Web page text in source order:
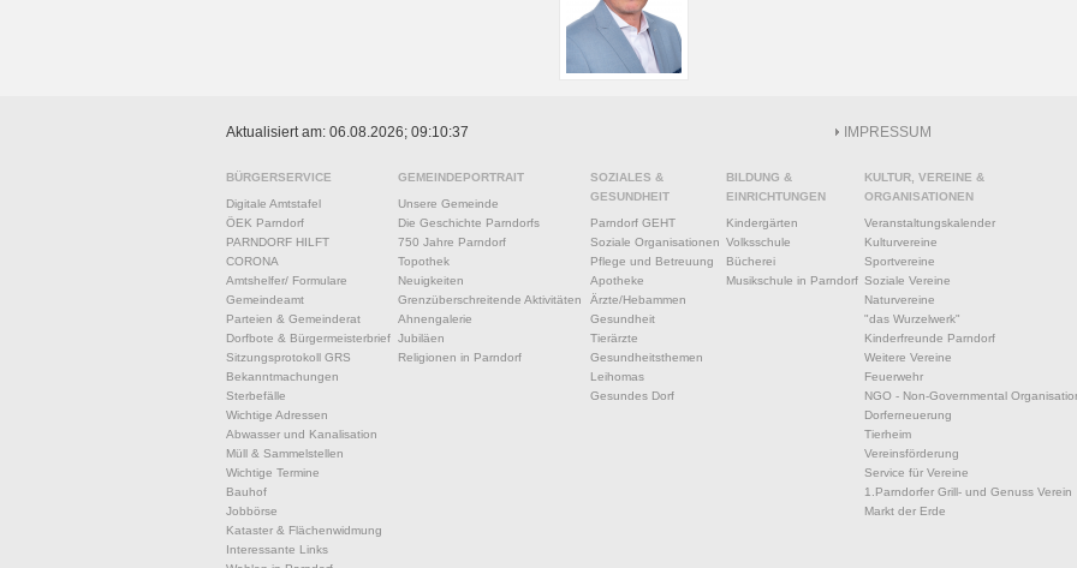
Aktualisiert am: 06.08.2026; 09:10:37 IMPRESSUM
BÜRGERSERVICE
Digitale Amtstafel
ÖEK Parndorf
PARNDORF HILFT
CORONA
Amtshelfer/ Formulare
Gemeindeamt
Parteien & Gemeinderat
Dorfbote & Bürgermeisterbrief
Sitzungsprotokoll GRS
Bekanntmachungen
Sterbefälle
Wichtige Adressen
Abwasser und Kanalisation
Müll & Sammelstellen
Wichtige Termine
Bauhof
Jobbörse
Kataster & Flächenwidmung
Interessante Links
GEMEINDEPORTRAIT
Unsere Gemeinde
Die Geschichte Parndorfs
750 Jahre Parndorf
Topothek
Neuigkeiten
Grenzüberschreitende Aktivitäten
Ahnengalerie
Jubiläen
Religionen in Parndorf
SOZIALES &
GESUNDHEIT
Parndorf GEHT
Soziale Organisationen
Pflege und Betreuung
Apotheke
Ärzte/Hebammen
Gesundheit
Tierärzte
Gesundheitsthemen
Leihomas
Gesundes Dorf
BILDUNG &
EINRICHTUNGEN
Kindergärten
Volksschule
Bücherei
Musikschule in Parndorf
KULTUR, VEREINE &
ORGANISATIONEN
Veranstaltungskalender
Kulturvereine
Sportvereine
Soziale Vereine
Naturvereine
"das Wurzelwerk"
Kinderfreunde Parndorf
Weitere Vereine
Feuerwehr
NGO - Non-Governmental
Dorferneuerung
Tierheim
Vereinsförderung
Service für Vereine
1.Parndorfer Grill- und Genuss Verein
Markt der Erde